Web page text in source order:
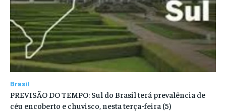
Brasil
PREVISÃO DO TEMPO: Sul do Brasil terá prevalência de
céu encoberto e chuvisco, nesta terça-feira (5)